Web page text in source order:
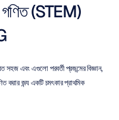
গণিত (STEM)
এবং এগুলো পরবর্তী প্রজন্মের বিজ্ঞান,
করার জন্য একটি চমৎকার প্রাথমিক